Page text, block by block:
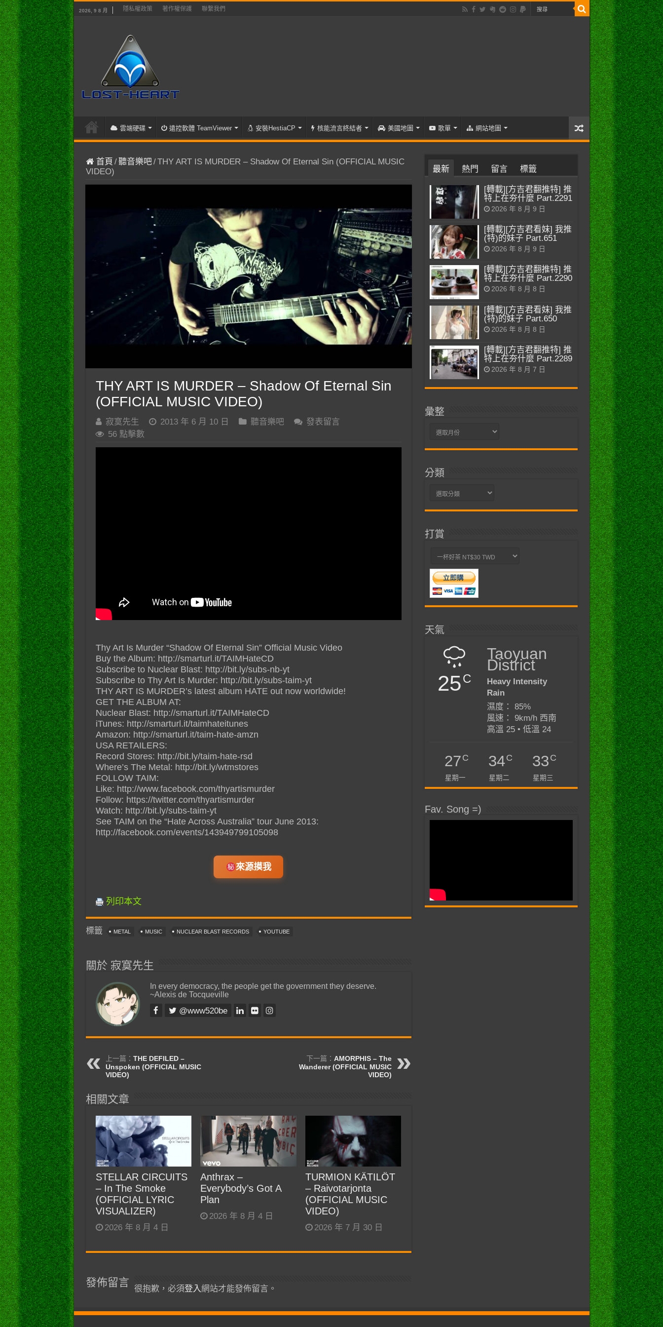
2026, 9 8 月 隱私權政策 著作權保護 聯繫我們
雲端硬碟 遠控軟體 TeamViewer 安裝HestiaCP 核能流言終結者 美國地圖 歌單 網站地圖
首頁 /聽音樂吧/THY ART IS MURDER – Shadow Of Eternal Sin (OFFICIAL MUSIC
VIDEO)
THY ART IS MURDER – Shadow Of Eternal Sin
(OFFICIAL MUSIC VIDEO)
寂寞先生 2013 年 6 月 10 日 聽音樂吧
發表留言
56 點擊數
Thy Art Is Murder “Shadow Of Eternal Sin” Official Music Video
Buy the Album: http://smarturl.it/TAIMHateCD
Subscribe to Nuclear Blast: http://bit.ly/subs-nb-yt
Subscribe to Thy Art Is Murder: http://bit.ly/subs-taim-yt
THY ART IS MURDER’s latest album HATE out now worldwide!
GET THE ALBUM AT:
Nuclear Blast: http://smarturl.it/TAIMHateCD
iTunes: http://smarturl.it/taimhateitunes
Amazon: http://smarturl.it/taim-hate-amzn
USA RETAILERS:
Record Stores: http://bit.ly/taim-hate-rsd
Where’s The Metal: http://bit.ly/wtmstores
FOLLOW TAIM:
Like: http://www.facebook.com/thyartismurder
Follow: https://twitter.com/thyartismurder
Watch: http://bit.ly/subs-taim-yt
See TAIM on the “Hate Across Australia” tour June 2013:
http://facebook.com/events/143949799105098
來源摸我
列印本文
標籤 METAL MUSIC NUCLEAR BLAST RECORDS YOUTUBE
關於 寂寞先生
In every democracy, the people get the government they deserve.
~Alexis de Tocqueville
@www520be
上一篇： THE DEFILED –
Unspoken (OFFICIAL MUSIC
VIDEO)
下一篇： AMORPHIS – The
Wanderer (OFFICIAL MUSIC
VIDEO)
相關文章
STELLAR CIRCUITS
– In The Smoke
(OFFICIAL LYRIC
VISUALIZER)
2026 年 8 月 4 日
Anthrax –
Everybody’s Got A
Plan
2026 年 8 月 4 日
TURMION KÄTILÖT
– Raivotarjonta
(OFFICIAL MUSIC
VIDEO)
2026 年 7 月 30 日
發佈留言
很抱歉，必須登入網站才能發佈留言。
最新 熱門 留言 標籤
[轉載][方吉君翻推特] 推
特上在夯什麼 Part.2291
2026 年 8 月 9 日
[轉載][方吉君看妹] 我推
(特)的妹子 Part.651
2026 年 8 月 9 日
[轉載][方吉君翻推特] 推
特上在夯什麼 Part.2290
2026 年 8 月 8 日
[轉載][方吉君看妹] 我推
(特)的妹子 Part.650
2026 年 8 月 8 日
[轉載][方吉君翻推特] 推
特上在夯什麼 Part.2289
2026 年 8 月 7 日
彙整
彙
分類
分
打賞
天氣
25C
Taoyuan
District
Heavy Intensity
Rain
濕度： 85%
風速： 9km/h 西南
高溫 25 • 低溫 24
27C
星期一
34C
星期二
33C
星期三
Fav. Song =)